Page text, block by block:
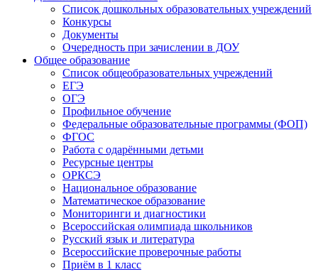
Список дошкольных образовательных учреждений
Конкурсы
Документы
Очередность при зачислении в ДОУ
Общее образование
Список общеобразовательных учреждений
ЕГЭ
ОГЭ
Профильное обучение
Федеральные образовательные программы (ФОП)
ФГОС
Работа с одарёнными детьми
Ресурсные центры
ОРКСЭ
Национальное образование
Математическое образование
Мониторинги и диагностики
Всероссийская олимпиада школьников
Русский язык и литература
Всероссийские проверочные работы
Приём в 1 класс